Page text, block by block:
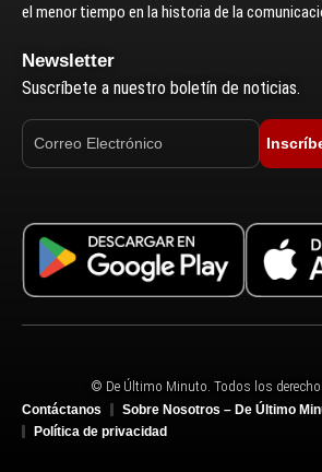
el menor tiempo en la historia de la
Newsletter
Suscríbete a nuestro boletín de noticias.
© De Último Minuto. Todos los
Contáctanos
Sobre Nosotros – De Último
Política de privacidad